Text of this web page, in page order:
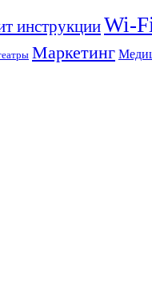
инструкцииWi-
Маркетинг